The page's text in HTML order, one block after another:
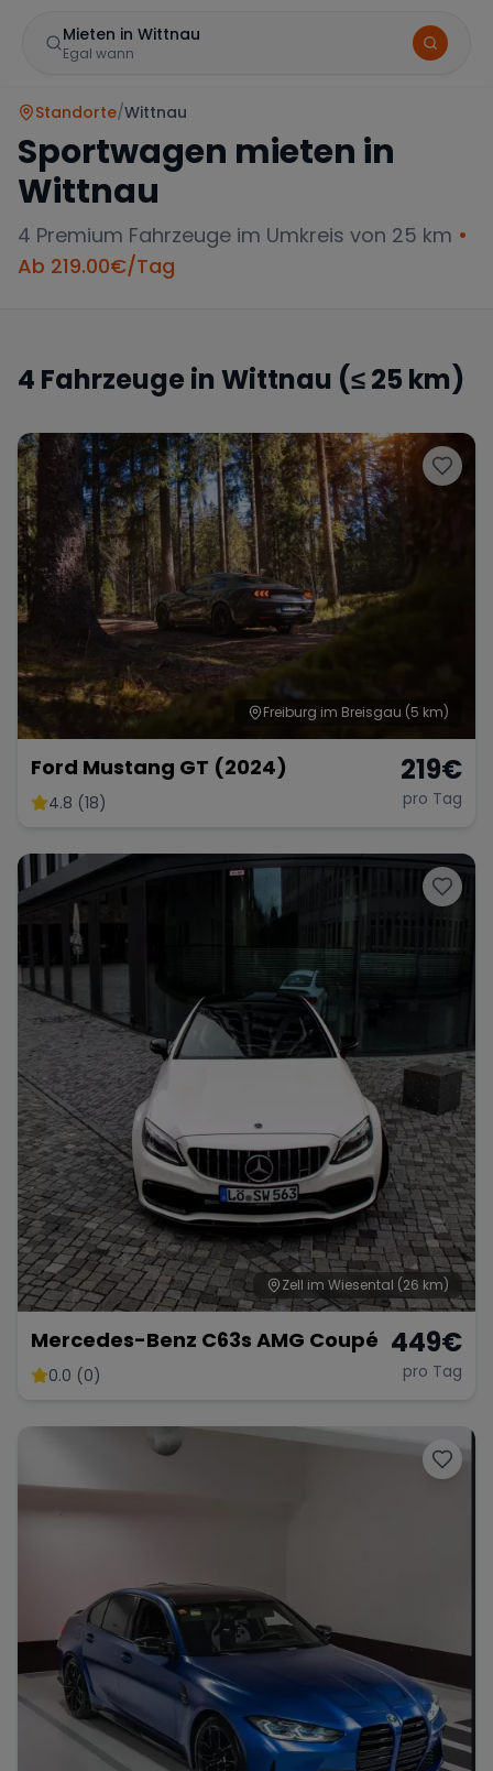
Mieten in Wittnau
Egal wann
Porsche Lamborghini Ferrari
McLaren Ford
Tesla Chevrolet Dodge
Bentley Rolls Royce Aston Martin
Bugatti Lotus Maserati
Range Rover
Wann
Zeitraum wählen
Standorte/Wittnau
Sportwagen mieten in
Wittnau
4 Premium Fahrzeuge im Umkreis von 25 km •
Ab 219.00€/Tag
4 Fahrzeuge in Wittnau (≤ 25 km)
Freiburg im Breisgau (5 km)
Ford Mustang GT (2024)
4.8 (18)
219€
pro Tag
Zell im Wiesental (26 km)
Mercedes-Benz C63s AMG Coupé
0.0 (0)
449€
pro Tag